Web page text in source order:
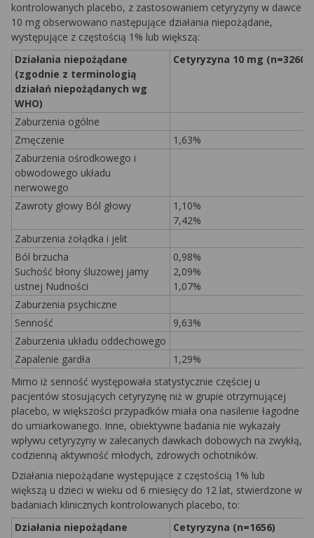
kontrolowanych placebo, z zastosowaniem cetyryzyny w dawce
10 mg obserwowano następujące działania niepożądane,
występujące z częstością 1% lub większą:
Działania niepożądane
(zgodnie z terminologią
działań niepożądanych wg
WHO)
Cetyryzyna 10 mg (n=3260)
Zaburzenia ogólne
Zmęczenie
1,63%
Zaburzenia ośrodkowego i
obwodowego układu
nerwowego
Zawroty głowy Ból głowy
1,10%
7,42%
Zaburzenia żołądka i jelit
Ból brzucha
Suchość błony śluzowej jamy
ustnej Nudności
0,98%
2,09%
1,07%
Zaburzenia psychiczne
Senność
9,63%
Zaburzenia układu oddechowego
Zapalenie gardła
1,29%
Mimo iż senność występowała statystycznie częściej u
pacjentów stosujących cetyryzynę niż w grupie otrzymującej
placebo, w większości przypadków miała ona nasilenie łagodne
do umiarkowanego. Inne, obiektywne badania nie wykazały
wpływu cetyryzyny w zalecanych dawkach dobowych na zwykłą,
codzienną aktywność młodych, zdrowych ochotników.
Działania niepożądane występujące z częstością 1% lub
większą u dzieci w wieku od 6 miesięcy do 12 lat, stwierdzone w
badaniach klinicznych kontrolowanych placebo, to:
Działania niepożądane
Cetyryzyna (n=1656)